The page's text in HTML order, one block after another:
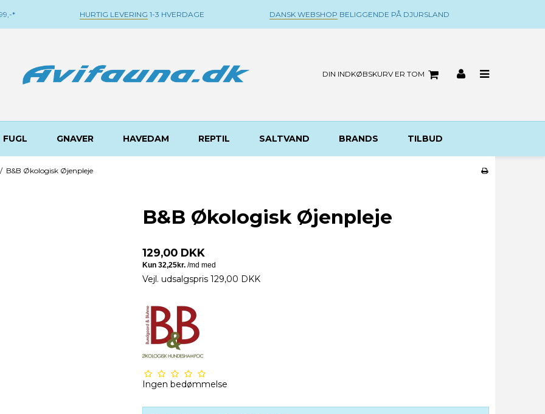
* HURTIG LEVERING 1-3 HVERDAGE DANSK WEBSHOP BELIGGENDE PÅ DJURSLAND
DIN INDKØBSKURV ER TOM
FUGL GNAVER HAVEDAM REPTIL SALTVAND BRANDS TILBUD
/ B&B Økologisk Øjenpleje
B&B Økologisk Øjenpleje
129,00 DKK
Vejl. udsalgspris 129,00 DKK
Ingen bedømmelse